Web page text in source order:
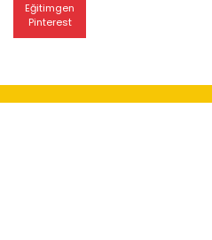
Eğitimgen
Pinterest